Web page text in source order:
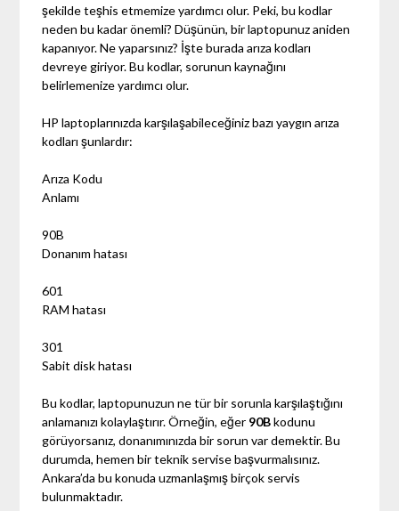
şekilde teşhis etmemize yardımcı olur. Peki, bu kodlar
neden bu kadar önemli? Düşünün, bir laptopunuz aniden
kapanıyor. Ne yaparsınız? İşte burada arıza kodları
devreye giriyor. Bu kodlar, sorunun kaynağını
belirlemenize yardımcı olur.
HP laptoplarınızda karşılaşabileceğiniz bazı yaygın arıza
kodları şunlardır:
Arıza Kodu
Anlamı
90B
Donanım hatası
601
RAM hatası
301
Sabit disk hatası
Bu kodlar, laptopunuzun ne tür bir sorunla karşılaştığını
anlamanızı kolaylaştırır. Örneğin, eğer 90Bkodunu
görüyorsanız, donanımınızda bir sorun var demektir. Bu
durumda, hemen bir teknik servise başvurmalısınız.
Ankara’da bu konuda uzmanlaşmış birçok servis
bulunmaktadır.